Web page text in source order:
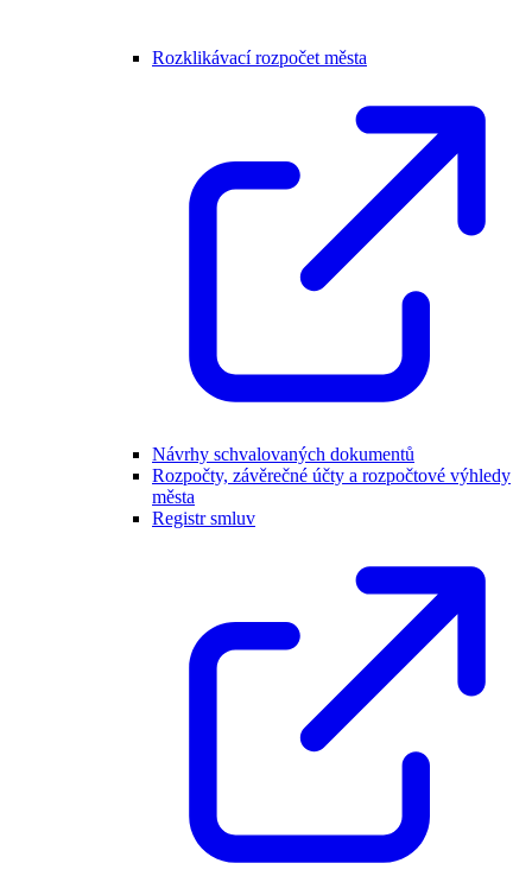
Rozklikávací rozpočet města
Návrhy schvalovaných dokumentů
Rozpočty, závěrečné účty a rozpočtové výhledy
města
Registr smluv